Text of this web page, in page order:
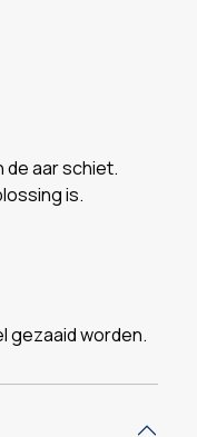
de aar schiet.
is.
gezaaid worden.